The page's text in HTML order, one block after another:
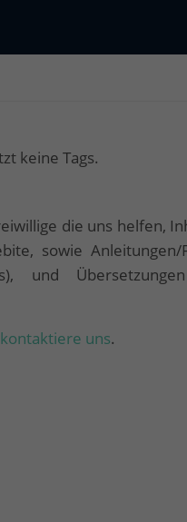
keine Tags.
die uns helfen,
sowie Anleitungen/
und
kontaktiere uns.